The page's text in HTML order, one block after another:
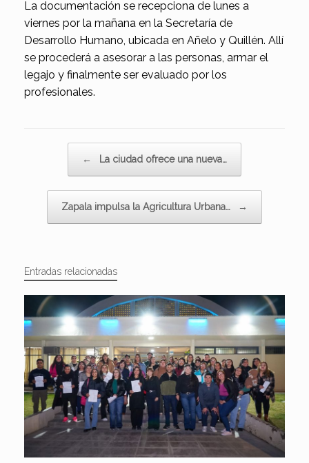
La documentación se recepciona de lunes a
viernes por la mañana en la Secretaría de
Desarrollo Humano, ubicada en Añelo y Quillén. Allí
se procederá a asesorar a las personas, armar el
legajo y finalmente ser evaluado por los
profesionales.
← La ciudad ofrece una nueva…
Zapala impulsa la Agricultura Urbana… →
Entradas relacionadas